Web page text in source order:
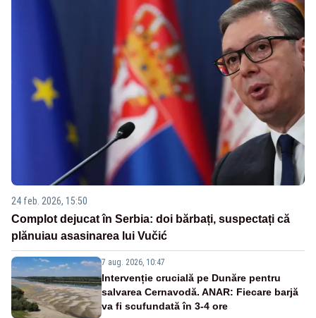
24 feb. 2026, 15:50
Complot dejucat în Serbia: doi bărbați, suspectați că
plănuiau asasinarea lui Vučić
7 aug. 2026, 10:47
Intervenție crucială pe Dunăre pentru
salvarea Cernavodă. ANAR: Fiecare barjă
va fi scufundată în 3-4 ore